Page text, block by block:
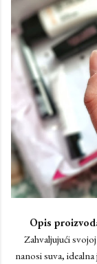
Opis
Zahvaljujući
nanosi suva,